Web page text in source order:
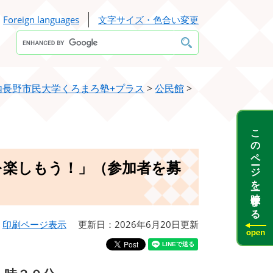
Foreign languages
文字サイズ・色合い変更
Google
カ
ス
索
野市民大学くろまろ塾+プラス >公民館>
しもう！」（参加者を募
印刷ページ表示 更新日：2026年6月20日更新
このページを一時保存する